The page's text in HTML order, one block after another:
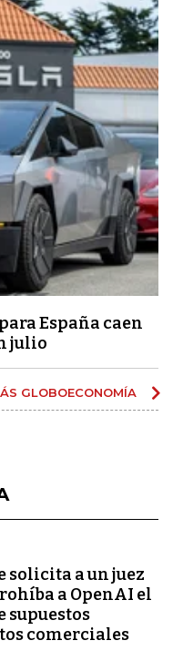
España caen
julio
GLOBOECONOMÍA
solicita a un juez
a OpenAI el
supuestos
comerciales